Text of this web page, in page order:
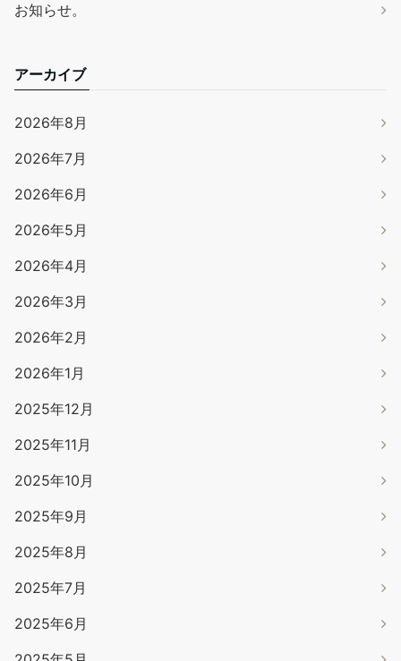
お知らせ。
アーカイブ
2026年8月
2026年7月
2026年6月
2026年5月
2026年4月
2026年3月
2026年2月
2026年1月
2025年12月
2025年11月
2025年10月
2025年9月
2025年8月
2025年7月
2025年6月